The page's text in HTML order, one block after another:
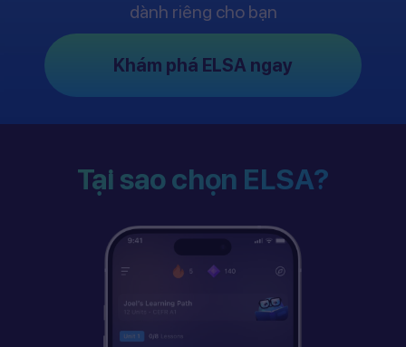
dành riêng cho bạn
Khám phá ELSA ngay
Tại sao chọn ELSA?